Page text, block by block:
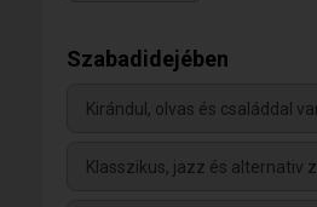
Szabadidejében
Kirándul, olvas és családdal
Klasszikus, jazz és alternativ